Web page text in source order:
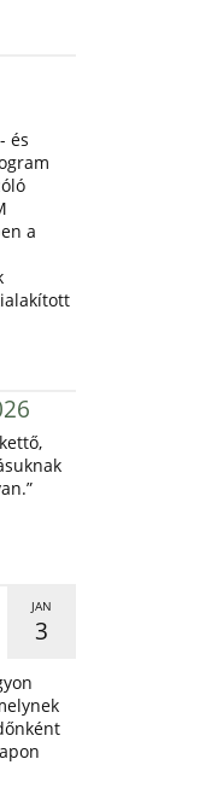
és
a
JAN
3